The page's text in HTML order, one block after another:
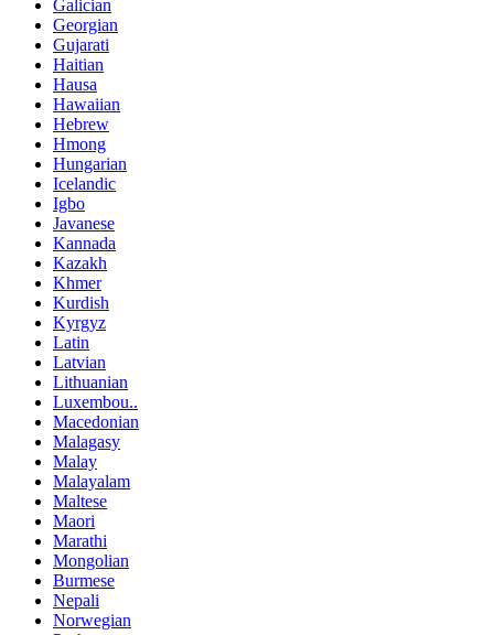
Galician
Georgian
Gujarati
Haitian
Hausa
Hawaiian
Hebrew
Hmong
Hungarian
Icelandic
Igbo
Javanese
Kannada
Kazakh
Khmer
Kurdish
Kyrgyz
Latin
Latvian
Lithuanian
Luxembou..
Macedonian
Malagasy
Malay
Malayalam
Maltese
Maori
Marathi
Mongolian
Burmese
Nepali
Norwegian